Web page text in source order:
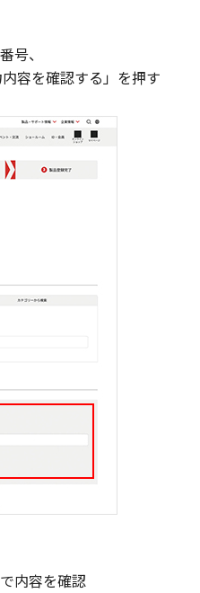
号、
容を確認する」を押す
内容を確認